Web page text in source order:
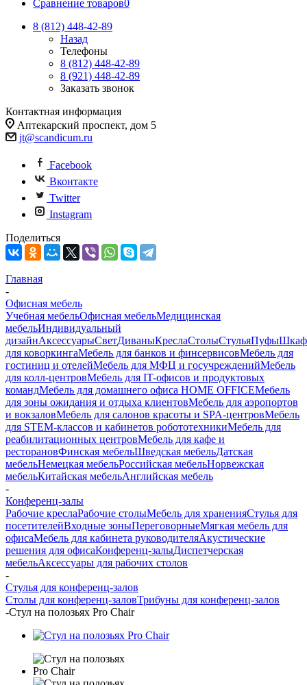
Сравнение товаров0
8 (812) 448-42-89
Назад
Телефоны
8 (812) 448-42-89
8 (921) 448-42-89
Заказать звонок
Контактная информация
Аптекарский проспект, дом 5
jt@scandicum.ru
Facebook
Вконтакте
Twitter
Instagram
Поделиться
Главная
-
Офисная мебель
Учебная мебельОфисная мебельМедицинская
мебельИндивидуальный
дизайнАксессуарыСветДиваныКреслаСтолыСтульяПуфы
для коворкингаМебель для банков и финсервисовМебель для
гостиниц и отелейМебель для МФЦ и госучрежденийМебель
для колл-центровМебель для IT-офисов и продуктовых
командМебель для домашнего офиса HOME OFFICEМебель
для зоны ожидания и отдыха клиентовМебель для аэропортов
и вокзаловМебель для салонов красоты и SPA-центровМебель
для STEM-классов и кабинетов робототехникиМебель для
реабилитационных центровМебель для кафе и
ресторановФинская мебельШведская мебельДатская
мебельНемецкая мебельРоссийская мебельНорвежская
мебельКитайская мебельАнглийская мебель
-
Конференц-залы
Рабочие креслаРабочие столыМебель для храненияСтулья для
посетителейВходные зоныПереговорныеМягкая мебель для
офисаМебель для кабинета руководителяАкустические
решения для офисаКонференц-залыДиспетчерская
мебельАксессуары для рабочих столов
-
Стулья для конференц-залов
Столы для конференц-заловТрибуны для конференц-залов
-Стул на полозьях Pro Chair